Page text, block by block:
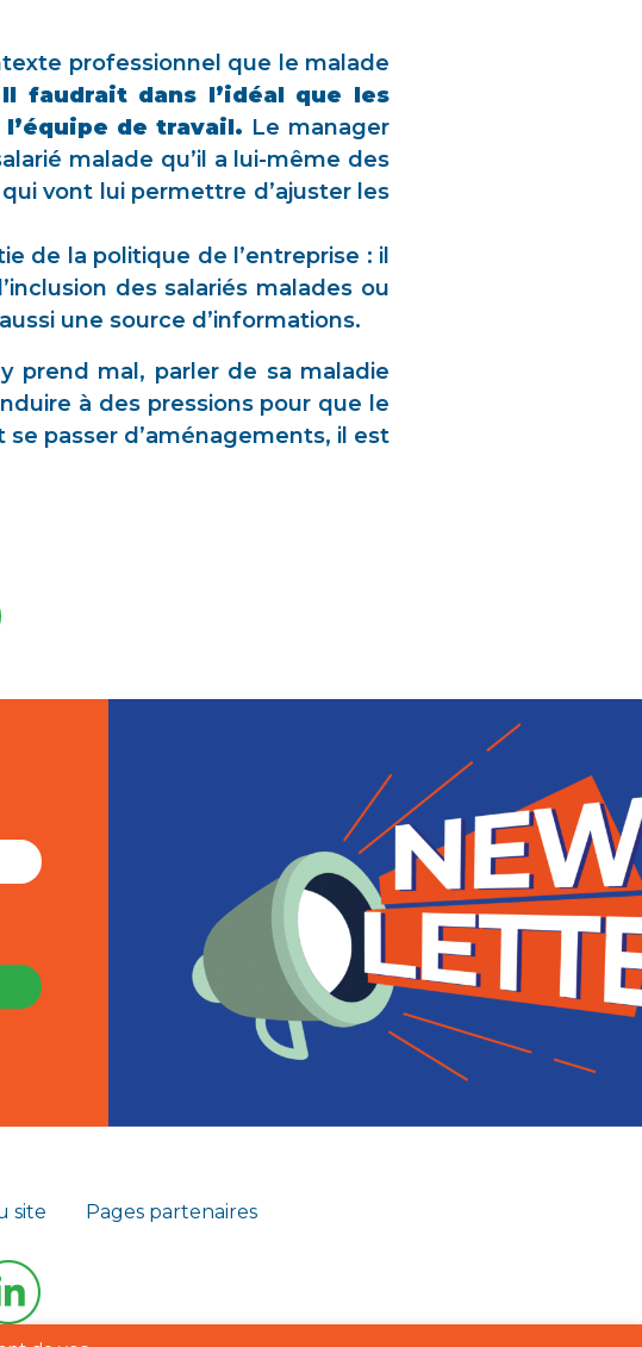
professionnel que le malade
Il faudrait dans l’idéal que les
de travail. Le manager
malade qu’il a lui-même des
vont lui permettre d’ajuster les
de la politique de l’entreprise : il
des salariés malades ou
une source d’informations.
prend mal, parler de sa maladie
à des pressions pour que le
passer d’aménagements, il est
site Pages partenaires